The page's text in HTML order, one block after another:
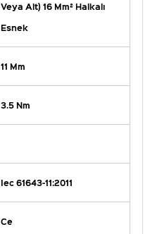
Veya Alt) 16 Mm² Halkalı
Esnek
11 Mm
3.5 Nm
Iec 61643-11:2011
Ce